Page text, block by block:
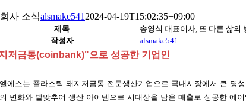
회사 소식alsmake541 2024-04-19T15:02:35+09:00
제목 송영식 대표이사, 또 다른 삶의
작성자
alsmake541
저금통(coinbank)"으로 성공한 기업인
에스는 플라스틱 돼지저금통 전문생산기업으로 국내시장에서 큰 명
변화와 발맞추어 생산 아이템으로 시대상을 담은 매출로 성공한 에